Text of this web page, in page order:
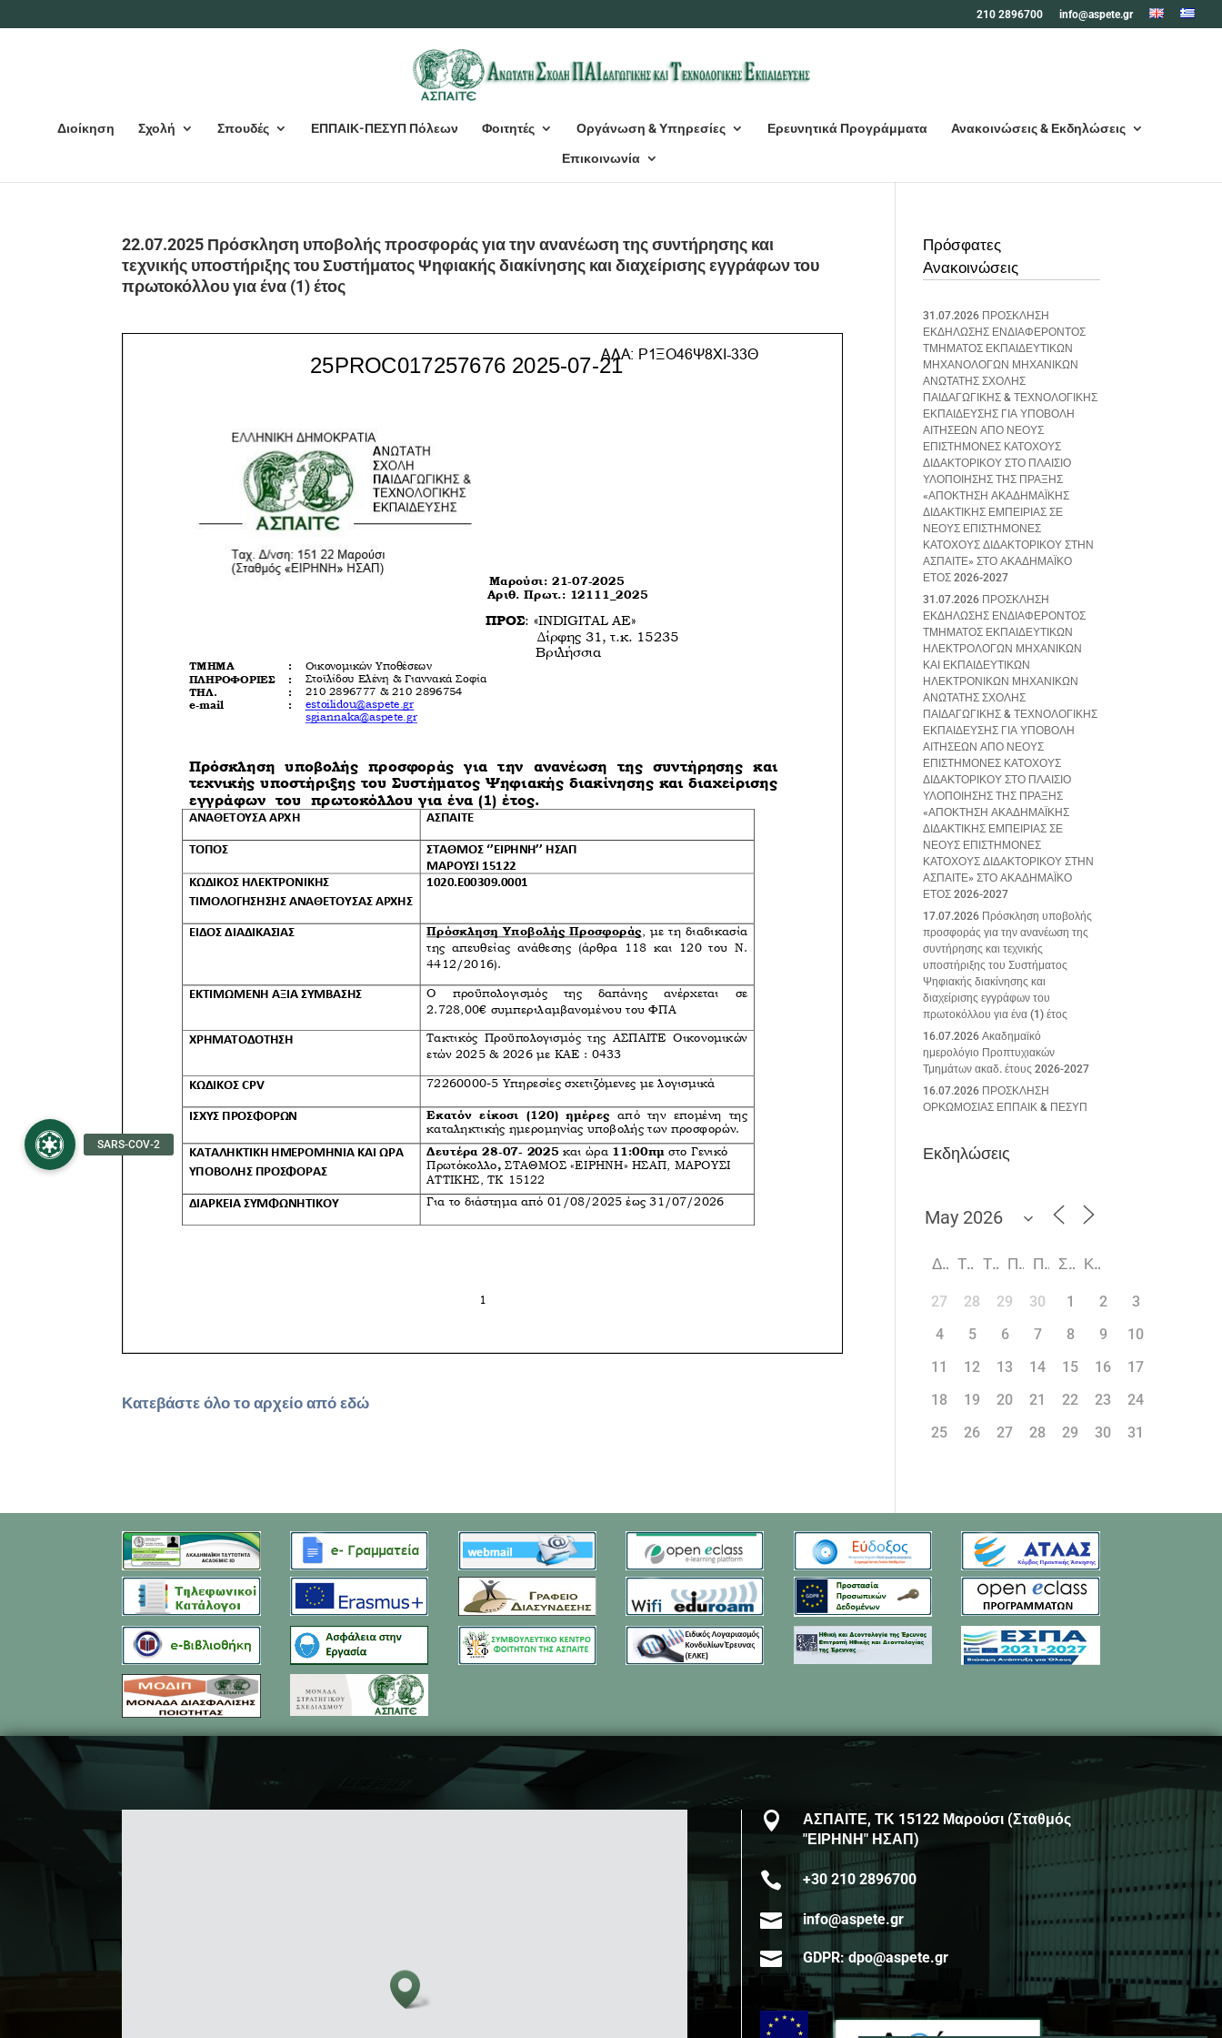
210 2896700 info@aspete.gr
Διοίκηση Σχολή Σπουδές ΕΠΠΑΙΚ-ΠΕΣΥΠ Πόλεων Φοιτητές Οργάνωση & Υπηρεσίες Ερευνητικά Προγράμματα Ανακοινώσεις & Εκδηλώσεις
Επικοινωνία
22.07.2025 Πρόσκληση υποβολής προσφοράς για την ανανέωση της συντήρησης και
τεχνικής υποστήριξης του Συστήματος Ψηφιακής διακίνησης και διαχείρισης εγγράφων του
πρωτοκόλλου για ένα (1) έτος
Κατεβάστε όλο το αρχείο από εδώ
Πρόσφατες
Ανακοινώσεις
31.07.2026 ΠΡΟΣΚΛΗΣΗ
ΕΚΔΗΛΩΣΗΣ ΕΝΔΙΑΦΕΡΟΝΤΟΣ
ΤΜΗΜΑΤΟΣ ΕΚΠΑΙΔΕΥΤΙΚΩΝ
ΜΗΧΑΝΟΛΟΓΩΝ ΜΗΧΑΝΙΚΩΝ
ΑΝΩΤΑΤΗΣ ΣΧΟΛΗΣ
ΠΑΙΔΑΓΩΓΙΚΗΣ & ΤΕΧΝΟΛΟΓΙΚΗΣ
ΕΚΠΑΙΔΕΥΣΗΣ ΓΙΑ ΥΠΟΒΟΛΗ
ΑΙΤΗΣΕΩΝ ΑΠΟ ΝΕΟΥΣ
ΕΠΙΣΤΗΜΟΝΕΣ ΚΑΤΟΧΟΥΣ
ΔΙΔΑΚΤΟΡΙΚΟΥ ΣΤΟ ΠΛΑΙΣΙΟ
ΥΛΟΠΟΙΗΣΗΣ ΤΗΣ ΠΡΑΞΗΣ
«ΑΠΟΚΤΗΣΗ ΑΚΑΔΗΜΑΪΚΗΣ
ΔΙΔΑΚΤΙΚΗΣ ΕΜΠΕΙΡΙΑΣ ΣΕ
ΝΕΟΥΣ ΕΠΙΣΤΗΜΟΝΕΣ
ΚΑΤΟΧΟΥΣ ΔΙΔΑΚΤΟΡΙΚΟΥ ΣΤΗΝ
ΑΣΠΑΙΤΕ» ΣΤΟ ΑΚΑΔΗΜΑΪΚΟ
ΕΤΟΣ 2026-2027
31.07.2026 ΠΡΟΣΚΛΗΣΗ
ΕΚΔΗΛΩΣΗΣ ΕΝΔΙΑΦΕΡΟΝΤΟΣ
ΤΜΗΜΑΤΟΣ ΕΚΠΑΙΔΕΥΤΙΚΩΝ
ΗΛΕΚΤΡΟΛΟΓΩΝ ΜΗΧΑΝΙΚΩΝ
ΚΑΙ ΕΚΠΑΙΔΕΥΤΙΚΩΝ
ΗΛΕΚΤΡΟΝΙΚΩΝ ΜΗΧΑΝΙΚΩΝ
ΑΝΩΤΑΤΗΣ ΣΧΟΛΗΣ
ΠΑΙΔΑΓΩΓΙΚΗΣ & ΤΕΧΝΟΛΟΓΙΚΗΣ
ΕΚΠΑΙΔΕΥΣΗΣ ΓΙΑ ΥΠΟΒΟΛΗ
ΑΙΤΗΣΕΩΝ ΑΠΟ ΝΕΟΥΣ
ΕΠΙΣΤΗΜΟΝΕΣ ΚΑΤΟΧΟΥΣ
ΔΙΔΑΚΤΟΡΙΚΟΥ ΣΤΟ ΠΛΑΙΣΙΟ
ΥΛΟΠΟΙΗΣΗΣ ΤΗΣ ΠΡΑΞΗΣ
«ΑΠΟΚΤΗΣΗ ΑΚΑΔΗΜΑΪΚΗΣ
ΔΙΔΑΚΤΙΚΗΣ ΕΜΠΕΙΡΙΑΣ ΣΕ
ΝΕΟΥΣ ΕΠΙΣΤΗΜΟΝΕΣ
ΚΑΤΟΧΟΥΣ ΔΙΔΑΚΤΟΡΙΚΟΥ ΣΤΗΝ
ΑΣΠΑΙΤΕ» ΣΤΟ ΑΚΑΔΗΜΑΪΚΟ
ΕΤΟΣ 2026-2027
17.07.2026 Πρόσκληση υποβολής
προσφοράς για την ανανέωση της
συντήρησης και τεχνικής
υποστήριξης του Συστήματος
Ψηφιακής διακίνησης και
διαχείρισης εγγράφων του
πρωτοκόλλου για ένα (1) έτος
16.07.2026 Ακαδημαϊκό
ημερολόγιο Προπτυχιακών
Τμημάτων ακαδ. έτους 2026-2027
16.07.2026 ΠΡΟΣΚΛΗΣΗ
ΟΡΚΩΜΟΣΙΑΣ ΕΠΠΑΙΚ & ΠΕΣΥΠ
Εκδηλώσεις
Δ Τ Τ Π Π Σ Κ
27 28 29 30 1 2
3
4
5 6 7 8 9
10
11
12 13 14 15 16
17
18
19 20 21 22 23
24
25
26 27 28 29 30 31

ΑΣΠΑΙΤΕ, ΤΚ 15122 Μαρούσι (Σταθμός
"ΕΙΡΗΝΗ" ΗΣΑΠ)
 +30 210 2896700
 info@aspete.gr
 GDPR: dpo@aspete.gr